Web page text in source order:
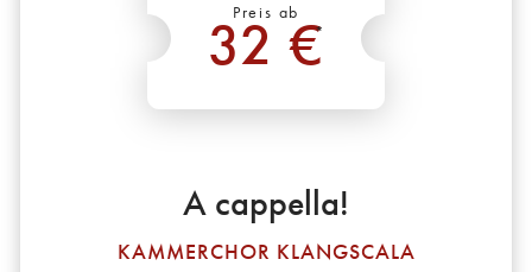
Preis ab
32 €
*
A cappella!
KAMMERCHOR KLANGSCALA